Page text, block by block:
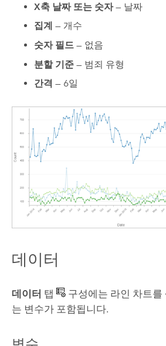
X축 날짜 또는 숫자— 날짜
집계 — 개수
숫자 필드 — 없음
분할 기준 — 범죄 유형
간격 — 6일
데이터
데이터 탭
구성에는 라인 차트를
는 변수가 포함됩니다.